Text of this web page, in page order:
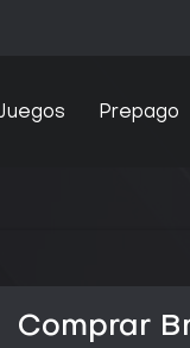
Prepago
Comprar